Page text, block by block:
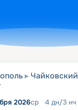
Чайковский
2026ср 4 дн/3 нч